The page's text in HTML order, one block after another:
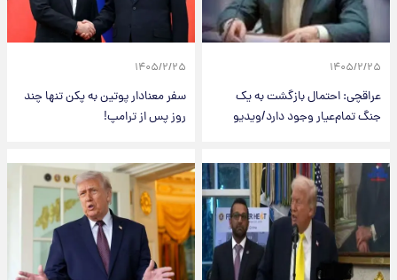
۱۴۰۵/۲/۲۵
عراقچی: احتمال بازگشت به یک
جنگ تمام‌عیار وجود دارد/ویدیو
۱۴۰۵/۲/۲۵
سفر معنادار پوتین به پکن تنها چند
روز پس از ترامپ!